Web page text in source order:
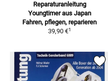
Reparaturanleitung
Youngtimer aus Japan
Fahren, pflegen, reparieren
39,90 €1